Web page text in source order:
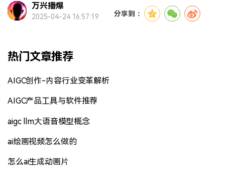
万兴播爆
2025-04-24 16:57:19 分享到：
热门文章推荐
AIGC创作-内容行业变革解析
AIGC产品工具与软件推荐
aigc llm大语音模型概念
ai绘画视频怎么做的
怎么ai生成动画片